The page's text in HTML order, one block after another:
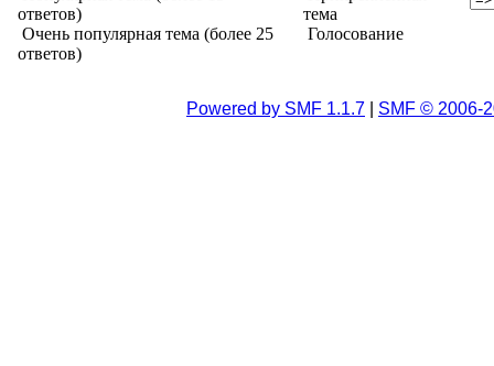
ответов)
Очень популярная тема (более 25
ответов)
тема
Голосование
Powered by SMF 1.1.7 SMF © 2006-